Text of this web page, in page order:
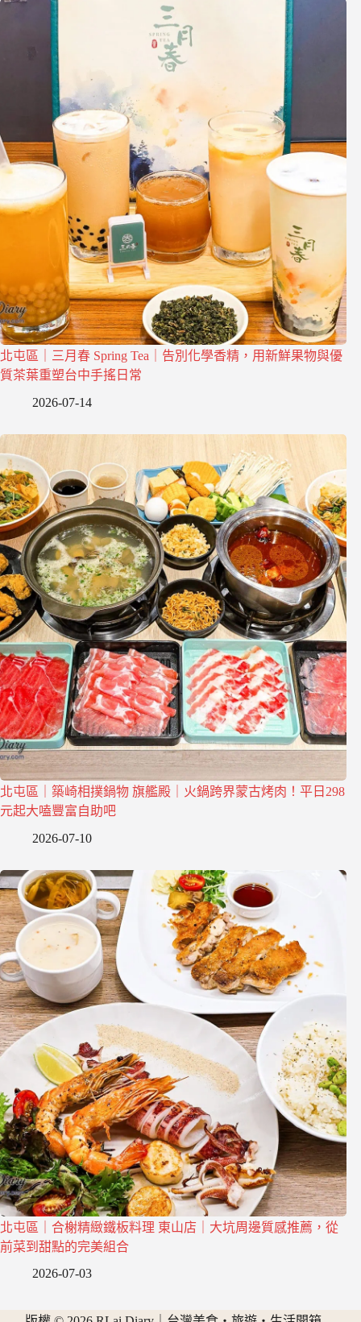
北屯區｜三月春 Spring Tea｜告別化學香精，用新鮮果物與優
質茶葉重塑台中手搖日常
2026-07-14
北屯區｜築崎相撲鍋物 旗艦殿｜火鍋跨界蒙古烤肉！平日298
元起大嗑豐富自助吧
2026-07-10
北屯區｜合榭精緻鐵板料理 東山店｜大坑周邊質感推薦，從
前菜到甜點的完美組合
2026-07-03